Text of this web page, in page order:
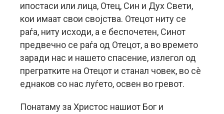
ипостаси или лица, Отец, Син и Дух Свети,
кои имаат свои својства. Отецот ниту се
раѓа, ниту исходи, а е беспочетен, Синот
предвечно се раѓа од Отецот, а во времето
заради нас и нашето спасение, излегол од
прегратките на Отецот и станал човек, во сè
еднаков со нас луѓето, освен во гревот.
Понатаму за Христос нашиот Бог и